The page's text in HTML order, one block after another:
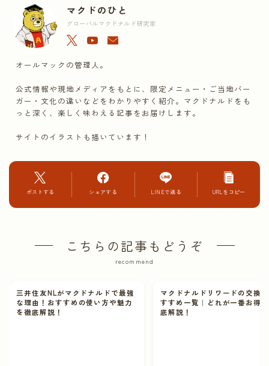
マクドのひと
グローバルマクドナルド研究家
オールマックの管理人。
公式情報や現地メディアをもとに、限定メニュー・ご当地バー
ガー・文化の違いなどをわかりやすく紹介。マクドナルドをも
っと深く、楽しく味わえる記事をお届けします。
サイトのイラストも描いています！
ポストする シェアする LINEで送る URLをコピー
こちらの記事もどうぞ
recommend
三井住友NLがマクドナルドで最強
な理由！おすすめの使い方や魅力
を徹底解説！
マクドナルドリワードの交換
すすめ一覧｜どれが一番お得
底解説！